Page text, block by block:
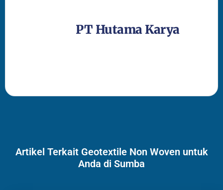
PT Hutama Karya
Artikel Terkait Geotextile Non Woven untuk
Anda di Sumba